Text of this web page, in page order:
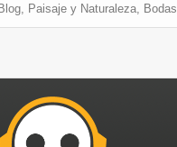
Blog, Paisaje y Naturaleza, Bodas